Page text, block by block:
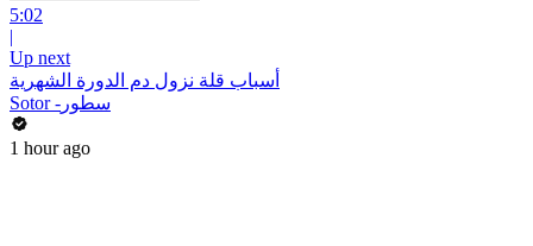
5:02
|
Up next
أسباب قلة نزول دم الدورة الشهرية
Sotor -سطور
1 hour ago